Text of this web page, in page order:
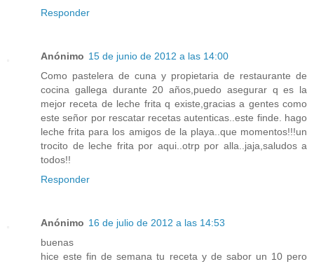
Responder
Anónimo 15 de junio de 2012 a las 14:00
Como pastelera de cuna y propietaria de restaurante de
cocina gallega durante 20 años,puedo asegurar q es la
mejor receta de leche frita q existe,gracias a gentes como
este señor por rescatar recetas autenticas..este finde. hago
leche frita para los amigos de la playa..que momentos!!!un
trocito de leche frita por aqui..otrp por alla..jaja,saludos a
todos!!
Responder
Anónimo 16 de julio de 2012 a las 14:53
buenas
hice este fin de semana tu receta y de sabor un 10 pero